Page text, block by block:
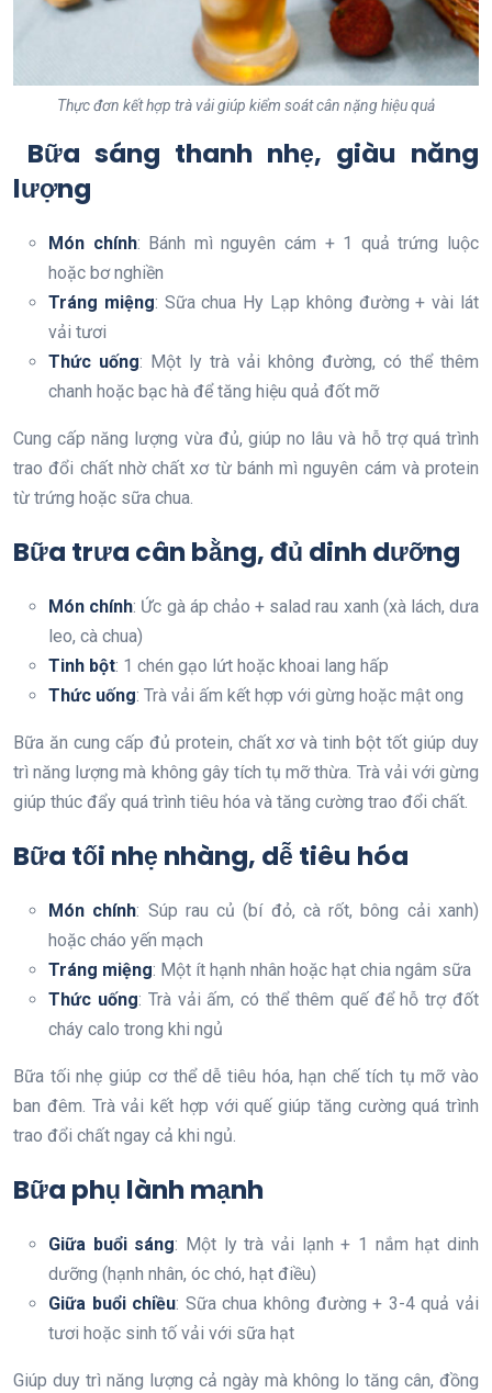
Thực đơn kết hợp trà vải giúp kiểm soát cân nặng hiệu quả
Bữa sáng thanh nhẹ, giàu năng
lượng
Món chính: Bánh mì nguyên cám + 1 quả trứng luộc
hoặc bơ nghiền
Tráng miệng: Sữa chua Hy Lạp không đường + vài lát
vải tươi
Thức uống: Một ly trà vải không đường, có thể thêm
chanh hoặc bạc hà để tăng hiệu quả đốt mỡ
Cung cấp năng lượng vừa đủ, giúp no lâu và hỗ trợ quá trình
trao đổi chất nhờ chất xơ từ bánh mì nguyên cám và protein
từ trứng hoặc sữa chua.
Bữa trưa cân bằng, đủ dinh dưỡng
Món chính: Ức gà áp chảo + salad rau xanh (xà lách, dưa
leo, cà chua)
Tinh bột: 1 chén gạo lứt hoặc khoai lang hấp
Thức uống: Trà vải ấm kết hợp với gừng hoặc mật ong
Bữa ăn cung cấp đủ protein, chất xơ và tinh bột tốt giúp duy
trì năng lượng mà không gây tích tụ mỡ thừa. Trà vải với gừng
giúp thúc đẩy quá trình tiêu hóa và tăng cường trao đổi chất.
Bữa tối nhẹ nhàng, dễ tiêu hóa
Món chính: Súp rau củ (bí đỏ, cà rốt, bông cải xanh)
hoặc cháo yến mạch
Tráng miệng: Một ít hạnh nhân hoặc hạt chia ngâm sữa
Thức uống: Trà vải ấm, có thể thêm quế để hỗ trợ đốt
cháy calo trong khi ngủ
Bữa tối nhẹ giúp cơ thể dễ tiêu hóa, hạn chế tích tụ mỡ vào
ban đêm. Trà vải kết hợp với quế giúp tăng cường quá trình
trao đổi chất ngay cả khi ngủ.
Bữa phụ lành mạnh
Giữa buổi sáng: Một ly trà vải lạnh + 1 nắm hạt dinh
dưỡng (hạnh nhân, óc chó, hạt điều)
Giữa buổi chiều: Sữa chua không đường + 3-4 quả vải
tươi hoặc sinh tố vải với sữa hạt
Giúp duy trì năng lượng cả ngày mà không lo tăng cân, đồng